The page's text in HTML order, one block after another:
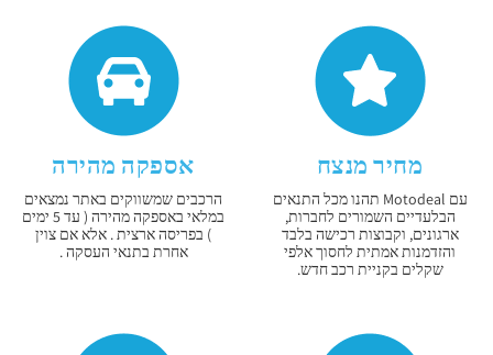
מחיר מנצח
עם Motodeal תהנו מכל התנאים
הבלעדיים השמורים לחברות,
ארגונים, וקבוצות רכישה בלבד
והזדמנות אמתית לחסוך אלפי
שקלים בקניית רכב חדש.
אספקה מהירה
הרכבים שמשווקים באתר נמצאים
במלאי באספקה מהירה ( עד 5 ימים
) בפריסה ארצית . אלא אם צוין
אחרת בתנאי העסקה .